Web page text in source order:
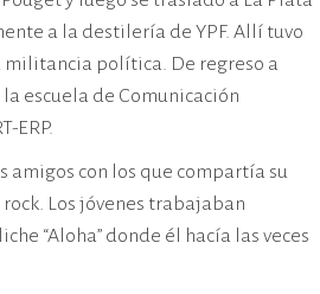
a la destilería de YPF. Allí tuvo
militancia política. De regreso a
escuela de Comunicación
ERP.
amigos con los que compartía su
Los jóvenes trabajaban
“Aloha” donde él hacía las veces